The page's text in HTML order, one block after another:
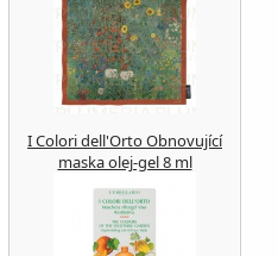
I Colori dell'Orto Obnovující
maska ​​olej-gel 8 ml